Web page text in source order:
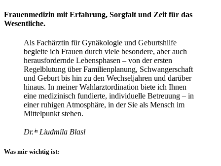
Frauenmedizin mit Erfahrung, Sorgfalt und Zeit für das
Wesentliche.
Als Fachärztin für Gynäkologie und Geburtshilfe
begleite ich Frauen durch viele besondere, aber auch
herausfordernde Lebensphasen – von der ersten
Regelblutung über Familienplanung, Schwangerschaft
und Geburt bis hin zu den Wechseljahren und darüber
hinaus. In meiner Wahlarztordination biete ich Ihnen
eine medizinisch fundierte, individuelle Betreuung – in
einer ruhigen Atmosphäre, in der Sie als Mensch im
Mittelpunkt stehen.
Dr.ⁱⁿ Liudmila Blasl
Was mir wichtig ist: